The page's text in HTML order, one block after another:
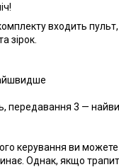
входить пульт,
зірок.
передавання 3 —
керування ви
Однак, якщо